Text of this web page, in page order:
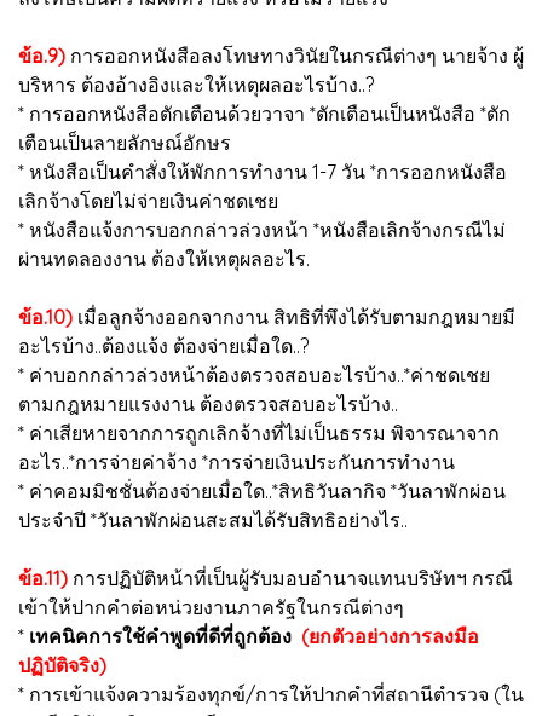
ข้อ.9) การออกหนังสือลงโทษทางวินัยในกรณีต่างๆ นายจ้าง ผู้
บริหาร ต้องอ้างอิงและให้เหตุผลอะไรบ้าง..?
* การออกหนังสือตักเตือนด้วยวาจา *ตักเตือนเป็นหนังสือ *ตัก
เตือนเป็นลายลักษณ์อักษร
* หนังสือเป็นคำสั่งให้พักการทำงาน 1-7 วัน *การออกหนังสือ
เลิกจ้างโดยไม่จ่ายเงินค่าชดเชย
* หนังสือแจ้งการบอกกล่าวล่วงหน้า *หนังสือเลิกจ้างกรณีไม่
ผ่านทดลองงาน ต้องให้เหตุผลอะไร.
ข้อ.10) เมื่อลูกจ้างออกจากงาน สิทธิที่พึงได้รับตามกฎหมายมี
อะไรบ้าง..ต้องแจ้ง ต้องจ่ายเมื่อใด..?
* ค่าบอกกล่าวล่วงหน้าต้องตรวจสอบอะไรบ้าง..*ค่าชดเชย
ตามกฎหมายแรงงาน ต้องตรวจสอบอะไรบ้าง..
* ค่าเสียหายจากการถูกเลิกจ้างที่ไม่เป็นธรรม พิจารณาจาก
อะไร..*การจ่ายค่าจ้าง *การจ่ายเงินประกันการทำงาน
* ค่าคอมมิชชั่นต้องจ่ายเมื่อใด..*สิทธิวันลากิจ *วันลาพักผ่อน
ประจำปี *วันลาพักผ่อนสะสมได้รับสิทธิอย่างไร..
ข้อ.11) การปฏิบัติหน้าที่เป็นผู้รับมอบอำนาจแทนบริษัทฯ กรณี
เข้าให้ปากคำต่อหน่วยงานภาครัฐในกรณีต่างๆ
* เทคนิคการใช้คำพูดที่ดีที่ถูกต้อง (ยกตัวอย่างการลงมือ
ปฏิบัติจริง)
* การเข้าแจ้งความร้องทุกข์/การให้ปากคำที่สถานีตำรวจ (ใน